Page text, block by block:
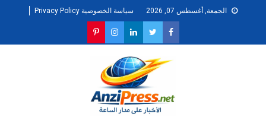
الجمعة, أغسطس 07, 2026 سياسة الخصوصية Privacy Policy